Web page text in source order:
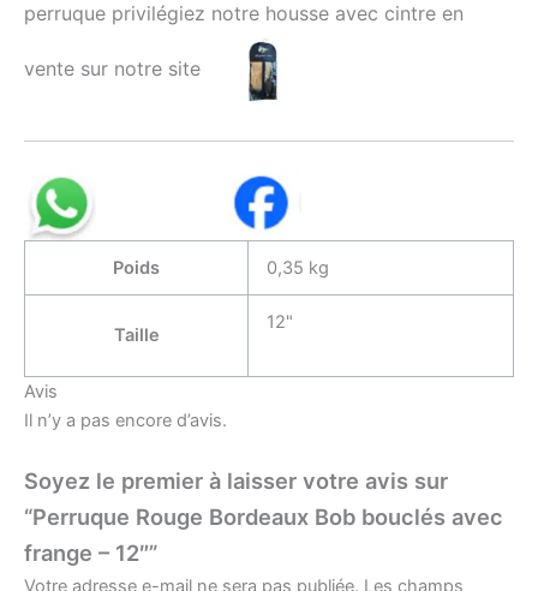
perruque privilégiez notre housse avec cintre en
vente sur notre site
Poids 0,35 kg
Taille
12"
Avis
Il n’y a pas encore d’avis.
Soyez le premier à laisser votre avis sur
“Perruque Rouge Bordeaux Bob bouclés avec
frange – 12″”
Votre adresse e-mail ne sera pas publiée. Les champs